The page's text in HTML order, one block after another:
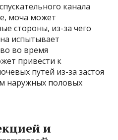
канала
моча может
стороны, из-за чего
испытывает
во время
привести к
путей из-за застоя
наружных половых
и